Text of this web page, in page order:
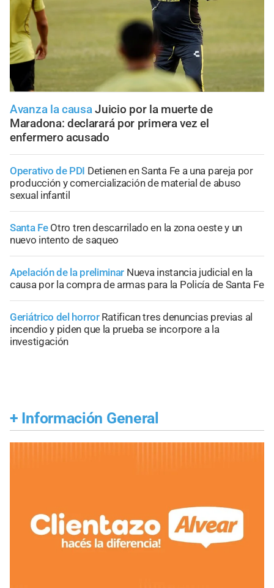
Avanza la causa Juicio por la muerte de
Maradona: declarará por primera vez el
enfermero acusado
Operativo de PDI Detienen en Santa Fe a una pareja por
producción y comercialización de material de abuso
sexual infantil
Santa Fe Otro tren descarrilado en la zona oeste y un
nuevo intento de saqueo
Apelación de la preliminar Nueva instancia judicial en la
causa por la compra de armas para la Policía de Santa Fe
Geriátrico del horror Ratifican tres denuncias previas al
incendio y piden que la prueba se incorpore a la
investigación
+ Información General